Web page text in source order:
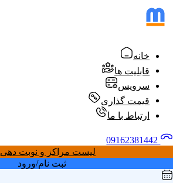
خانه
قابلیت ها
سرویس
قیمت گذاری
ارتباط با ما
لیست مراکز و نوبت دهی
ثبت نام/ورود